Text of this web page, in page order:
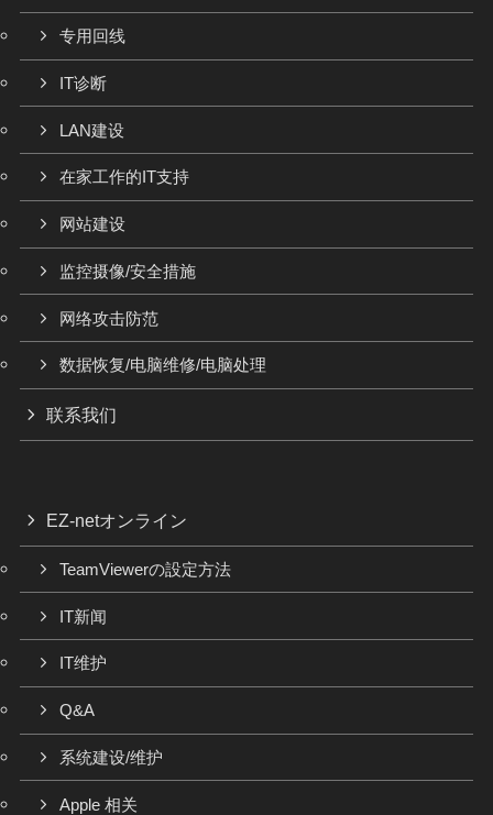
专用回线
IT诊断
LAN建设
在家工作的IT支持
网站建设
监控摄像/安全措施
网络攻击防范
数据恢复/电脑维修/电脑处理
联系我们
EZ-netオンライン
TeamViewerの設定方法
IT新闻
IT维护
Q&A
系统建设/维护
Apple 相关